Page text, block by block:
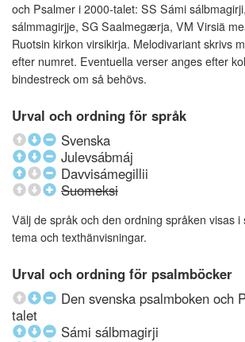
och Psalmer i 2000-talet: SS Sámi
sálmmagirjje, SG Saalmegærja, VM Virsiä
Ruotsin kirkon virsikirja. Melodivariant skrivs
efter numret. Eventuella verser anges efter
bindestreck om så behövs.
Urval och ordning för språk
Svenska
Julevsábmáj
Davvisámegillii
Suomeksi
Välj de språk och den ordning språken visas i
tema och texthänvisningar.
Urval och ordning för psalmböcker
Den svenska psalmboken och
talet
Sámi sálbmagirji